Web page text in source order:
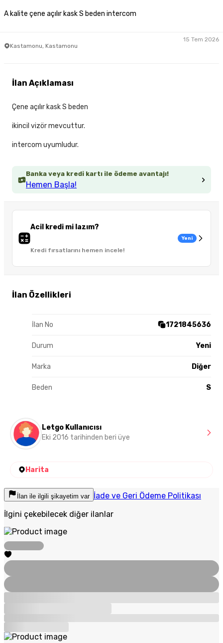
A kalite çene açılır kask S beden intercom
Kastamonu, Kastamonu
15 Tem 2026
Banka veya kredi kartı ile ödeme avantajı!
Hemen Başla!
Acil kredi mi lazım?
Kredi fırsatlarını hemen incele!
Yeni
İlan Özellikleri
İlan No 1721845636
Durum Yeni
Marka Diğer
Beden S
İlan Açıklaması
Çene açılır kask S beden
ikincil vizör mevcuttur.
intercom uyumludur.
Letgo Kullanıcısı
Eki 2016 tarihinden beri üye
Harita
İlan ile ilgili şikayetim var İade ve Geri Ödeme Politikası
İlgini çekebilecek diğer ilanlar